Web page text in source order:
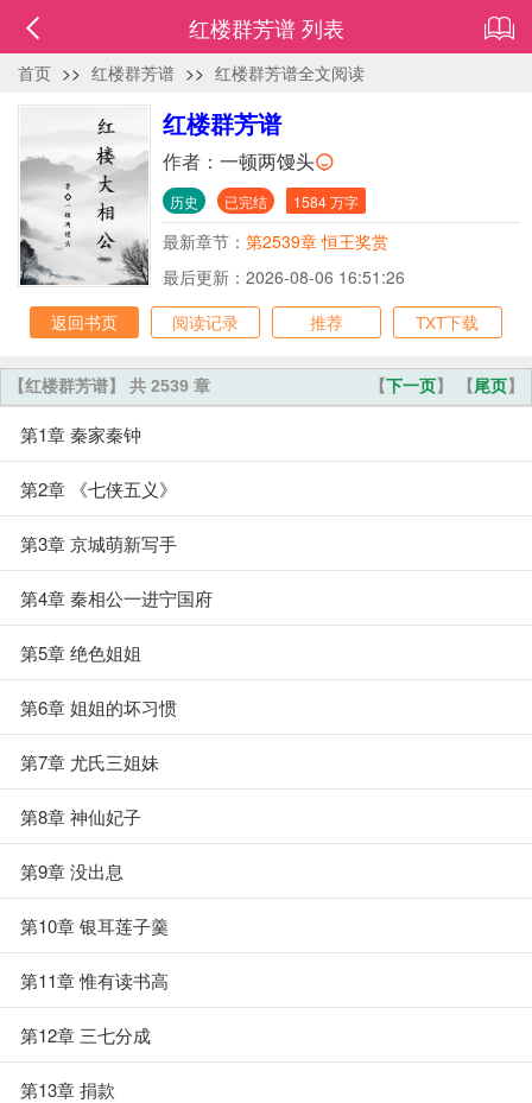
红楼群芳谱 列表
首页 >> 红楼群芳谱 >> 红楼群芳谱全文阅读
红楼群芳谱
作者： 一顿两馒头
历史 已完结 1584 万字
最新章节： 第2539章 恒王奖赏
最后更新：2026-08-06 16:51:26
返回书页
阅读记录 推荐 TXT下载
【下一页】 【尾页】
【红楼群芳谱】 共 2539 章
第1章 秦家秦钟
第2章 《七侠五义》
第3章 京城萌新写手
第4章 秦相公一进宁国府
第5章 绝色姐姐
第6章 姐姐的坏习惯
第7章 尤氏三姐妹
第8章 神仙妃子
第9章 没出息
第10章 银耳莲子羹
第11章 惟有读书高
第12章 三七分成
第13章 捐款